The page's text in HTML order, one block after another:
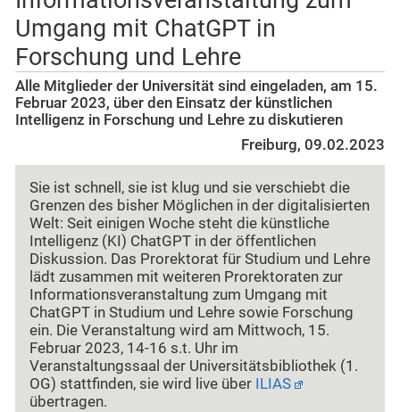
Umgang mit ChatGPT in
Forschung und Lehre
Alle Mitglieder der Universität sind eingeladen, am 15.
Februar 2023, über den Einsatz der künstlichen
Intelligenz in Forschung und Lehre zu diskutieren
Freiburg, 09.02.2023
Sie ist schnell, sie ist klug und sie verschiebt die
Grenzen des bisher Möglichen in der digitalisierten
Welt: Seit einigen Woche steht die künstliche
Intelligenz (KI) ChatGPT in der öffentlichen
Diskussion. Das Prorektorat für Studium und Lehre
lädt zusammen mit weiteren Prorektoraten zur
Informationsveranstaltung zum Umgang mit
ChatGPT in Studium und Lehre sowie Forschung
ein. Die Veranstaltung wird am Mittwoch, 15.
Februar 2023, 14-16 s.t. Uhr im
Veranstaltungssaal der Universitätsbibliothek (1.
OG) stattfinden, sie wird live über
ILIAS
übertragen.